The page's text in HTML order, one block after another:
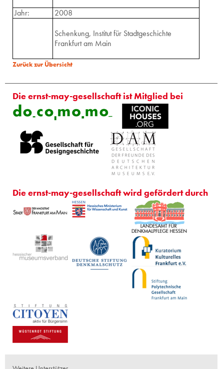
Jahr:
2008
Schenkung, Institut für Stadtgeschichte
Frankfurt am Main
Zurück zur Übersicht
Die ernst-may-gesellschaft ist Mitglied bei
Die ernst-may-gesellschaft wird gefördert durch